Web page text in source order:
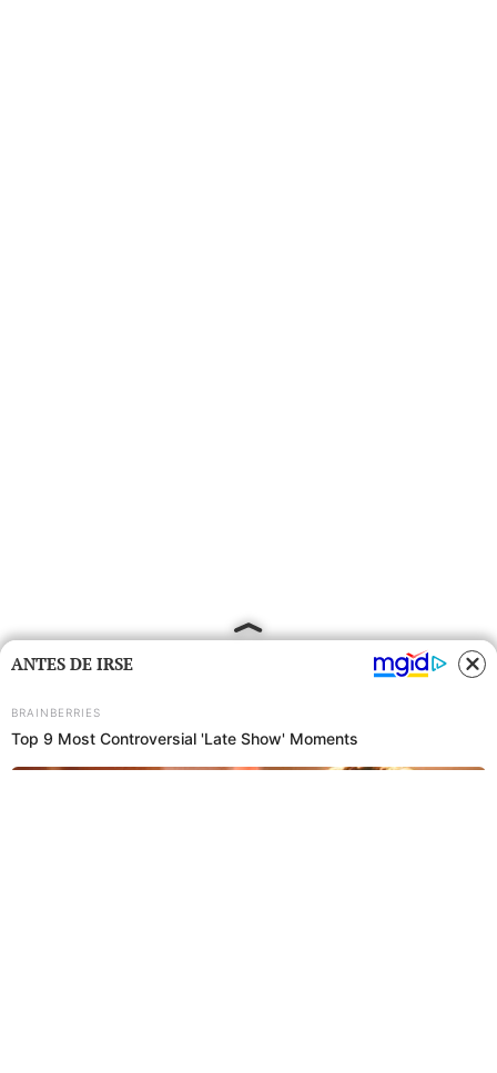
ANTES DE IRSE